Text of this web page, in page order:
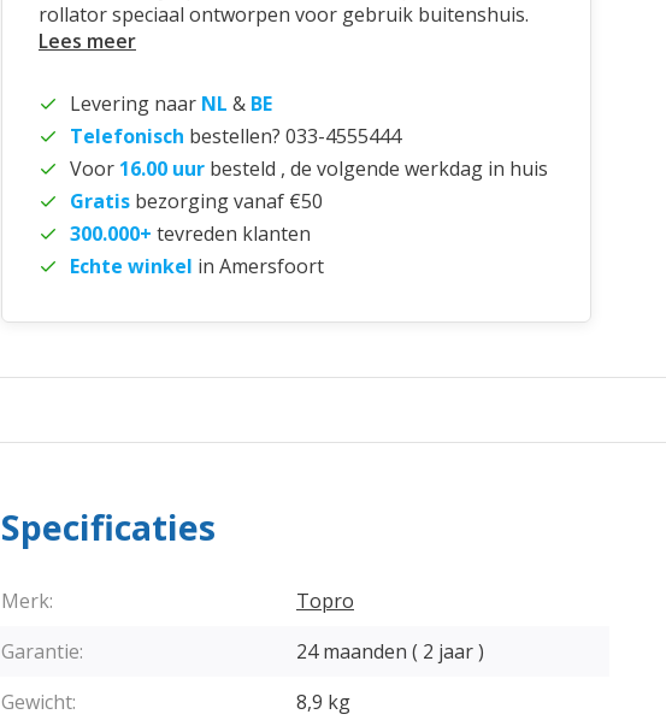
rollator speciaal ontworpen voor gebruik buitenshuis.
Lees meer
Levering naar NL & BE
Telefonisch bestellen? 033-4555444
Voor 16.00 uur besteld , de volgende werkdag in huis
Gratis bezorging vanaf €50
300.000+ tevreden klanten
Echte winkel in Amersfoort
Specificaties
Merk:
Topro
Garantie:
24 maanden ( 2 jaar )
Gewicht:
8,9 kg